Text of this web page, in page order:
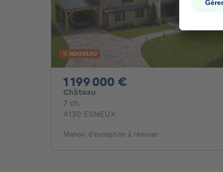
NOUVEAU
1 199 000 €
Château
7 ch.
4130 ESNEUX
Manoir d'exception à rénover